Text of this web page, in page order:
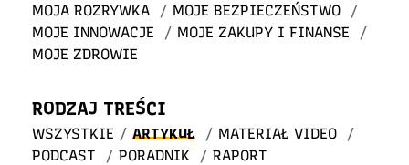
MOJA ROZRYWKA
/ MOJE BEZPIECZEŃSTWO
/
MOJE INNOWACJE
/ MOJE ZAKUPY I FINANSE
/
MOJE ZDROWIE
RODZAJ TREŚCI
WSZYSTKIE / ARTYKUŁ / MATERIAŁ VIDEO
/
PODCAST
/ PORADNIK / RAPORT